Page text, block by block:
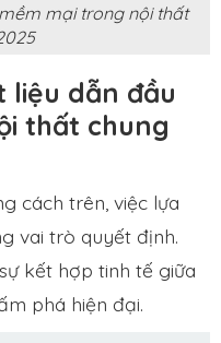
mại trong nội thất
liệu dẫn đầu
thất chung
cách trên, việc lựa
vai trò quyết định.
kết hợp tinh tế giữa
phá hiện đại.